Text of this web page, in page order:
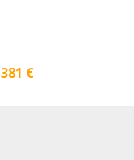
381 €